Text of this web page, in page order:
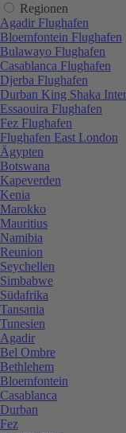
Regionen
Agadir Flughafen
Bloemfontein Flughafen
Bulawayo Flughafen
Casablanca Flughafen
Djerba Flughafen
Durban King Shaka
Essaouira Flughafen
Fez Flughafen
Flughafen East London
Ägypten
Botswana
Kapeverden
Kenia
Marokko
Mauritius
Namibia
Reunion
Seychellen
Simbabwe
Südafrika
Tansania
Tunesien
Agadir
Bel Ombre
Bethlehem
Bloemfontein
Casablanca
Durban
Fez